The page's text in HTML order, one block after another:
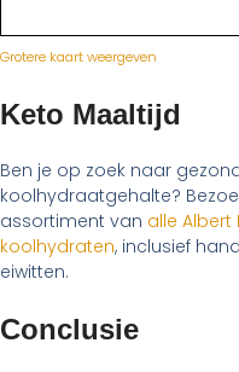
Grotere kaart weergeven
Keto Maaltijd
Ben je op zoek naar
koolhydraatgehalte?
assortiment van alle Albert
koolhydraten, inclusief
eiwitten.
Conclusie